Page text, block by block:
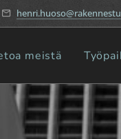
meistä